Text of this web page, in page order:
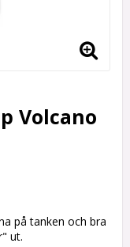
Volcano
på tanken och bra
ut.